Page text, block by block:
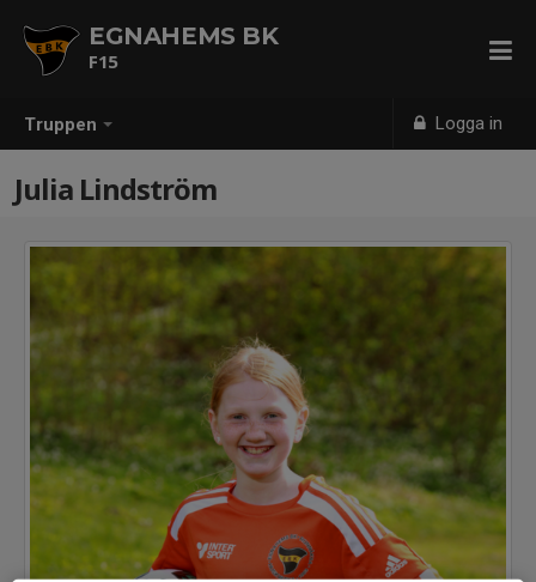
Truppen Logga in
EGNAHEMS BK
F15
Julia Lindström